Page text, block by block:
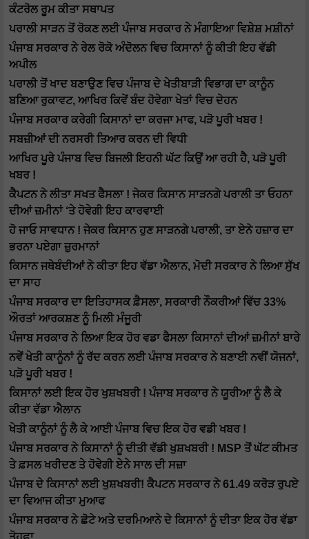
ਕੰਟਰੋਲ ਰੂਮ ਕੀਤਾ ਸਥਾਪਤ
ਪਰਾਲੀ ਸਾੜਨ ਤੋਂ ਰੋਕਣ ਲਈ ਪੰਜਾਬ ਸਰਕਾਰ ਨੇ ਮੰਗਾਇਆ ਵਿਸ਼ੇਸ਼ ਮਸ਼ੀਨਾਂ
ਪੰਜਾਬ ਸਰਕਾਰ ਨੇ ਰੇਲ ਰੋਕੋ ਅੰਦੋਲਨ ਵਿਚ ਕਿਸਾਨਾਂ ਨੂੰ ਕੀਤੀ ਇਹ ਵੱਡੀ
ਅਪੀਲ
ਪਰਾਲੀ ਤੋਂ ਖਾਦ ਬਣਾਉਣ ਵਿਚ ਪੰਜਾਬ ਦੇ ਖੇਤੀਬਾੜੀ ਵਿਭਾਗ ਦਾ ਕਾਨੂੰਨ
ਬਣਿਆ ਰੁਕਾਵਟ, ਆਖਿਰ ਕਿਵੇਂ ਬੰਦ ਹੋਵੇਗਾ ਖੇਤਾਂ ਵਿਚ ਦੇਹਨ
ਪੰਜਾਬ ਸਰਕਾਰ ਕਰੇਗੀ ਕਿਸਾਨਾਂ ਦਾ ਕਰਜਾ ਮਾਫ, ਪੜੋ ਪੂਰੀ ਖਬਰ !
ਸਬਜ਼ੀਆਂ ਦੀ ਨਰਸਰੀ ਤਿਆਰ ਕਰਨ ਦੀ ਵਿਧੀ
ਆਖਿਰ ਪੂਰੇ ਪੰਜਾਬ ਵਿਚ ਬਿਜਲੀ ਇਹਨੀ ਘੱਟ ਕਿਉਂ ਆ ਰਹੀ ਹੈ, ਪੜੋ ਪੂਰੀ
ਖਬਰ !
ਕੈਪਟਨ ਨੇ ਲੀਤਾ ਸਖਤ ਫੈਸਲਾ ! ਜੇਕਰ ਕਿਸਾਨ ਸਾੜਨਗੇ ਪਰਾਲੀ ਤਾ ਓਹਨਾ
ਦੀਆਂ ਜ਼ਮੀਨਾਂ ‘ਤੇ ਹੋਵੇਗੀ ਇਹ ਕਾਰਵਾਈ
ਹੋ ਜਾਓ ਸਾਵਧਾਨ ! ਜੇਕਰ ਕਿਸਾਨ ਹੁਣ ਸਾੜਨਗੇ ਪਰਾਲੀ, ਤਾ ਏਨੇ ਹਜ਼ਾਰ ਦਾ
ਭਰਨਾ ਪਏਗਾ ਜ਼ੁਰਮਾਨਾਂ
ਕਿਸਾਨ ਜਥੇਬੰਦੀਆਂ ਨੇ ਕੀਤਾ ਇਹ ਵੱਡਾ ਐਲਾਨ, ਮੋਦੀ ਸਰਕਾਰ ਨੇ ਲਿਆ ਸੁੱਖ
ਦਾ ਸਾਹ
ਪੰਜਾਬ ਸਰਕਾਰ ਦਾ ਇਤਿਹਾਸਕ ਫ਼ੈਸਲਾ, ਸਰਕਾਰੀ ਨੌਕਰੀਆਂ ਵਿੱਚ 33%
ਔਰਤਾਂ ਆਰਕਸ਼ਣ ਨੂੰ ਮਿਲੀ ਮੰਜੂਰੀ
ਪੰਜਾਬ ਸਰਕਾਰ ਨੇ ਲਿਆ ਇਕ ਹੋਰ ਵਡਾ ਫੈਸਲਾ ਕਿਸਾਨਾਂ ਦੀਆਂ ਜ਼ਮੀਨਾਂ ਬਾਰੇ
ਨਵੇਂ ਖੇਤੀ ਕਾਨੂੰਨਾਂ ਨੂੰ ਰੱਦ ਕਰਨ ਲਈ ਪੰਜਾਬ ਸਰਕਾਰ ਨੇ ਬਣਾਈ ਨਵੀਂ ਯੋਜਨਾਂ,
ਪੜੋ ਪੂਰੀ ਖਬਰ !
ਕਿਸਾਨਾਂ ਲਈ ਇਕ ਹੋਰ ਖੁਸ਼ਖਬਰੀ ! ਪੰਜਾਬ ਸਰਕਾਰ ਨੇ ਯੂਰੀਆ ਨੂੰ ਲੈ ਕੇ
ਕੀਤਾ ਵੱਡਾ ਐਲਾਨ
ਖੇਤੀ ਕਾਨੂੰਨਾਂ ਨੂੰ ਲੈ ਕੇ ਆਈ ਪੰਜਾਬ ਵਿਚ ਇਕ ਹੋਰ ਵਡੀ ਖਬਰ !
ਪੰਜਾਬ ਸਰਕਾਰ ਨੇ ਕਿਸਾਨਾਂ ਨੂੰ ਦੀਤੀ ਵੱਡੀ ਖੁਸ਼ਖਬਰੀ ! MSP ਤੋਂ ਘੱਟ ਕੀਮਤ
ਤੇ ਫ਼ਸਲ ਖਰੀਦਣ ਤੇ ਹੋਵੇਗੀ ਏਨੇ ਸਾਲ ਦੀ ਸਜ਼ਾ
ਪੰਜਾਬ ਦੇ ਕਿਸਾਨਾਂ ਲਈ ਖੁਸ਼ਖਬਰੀ! ਕੈਪਟਨ ਸਰਕਾਰ ਨੇ 61.49 ਕਰੋੜ ਰੁਪਏ
ਦਾ ਵਿਆਜ ਕੀਤਾ ਮੁਆਫ
ਪੰਜਾਬ ਸਰਕਾਰ ਨੇ ਛੋਟੇ ਅਤੇ ਦਰਮਿਆਨੇ ਦੇ ਕਿਸਾਨਾਂ ਨੂੰ ਦੀਤਾ ਇਕ ਹੋਰ ਵੱਡਾ